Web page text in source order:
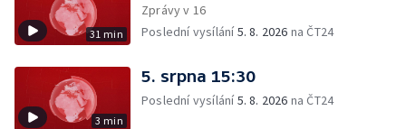
31 min
Zprávy v 16
Poslední vysílání5. 8. 2026 na ČT24
3 min
5. srpna 15:30
Poslední vysílání5. 8. 2026 na ČT24